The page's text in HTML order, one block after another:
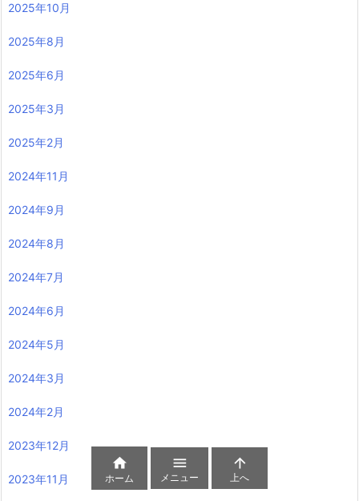
2025年10月
2025年8月
2025年6月
2025年3月
2025年2月
2024年11月
2024年9月
2024年8月
2024年7月
2024年6月
2024年5月
2024年3月
2024年2月
2023年12月
2023年11月

ホーム

メニュー

上へ